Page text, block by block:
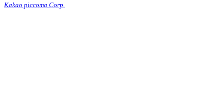
Kakao piccoma Corp.